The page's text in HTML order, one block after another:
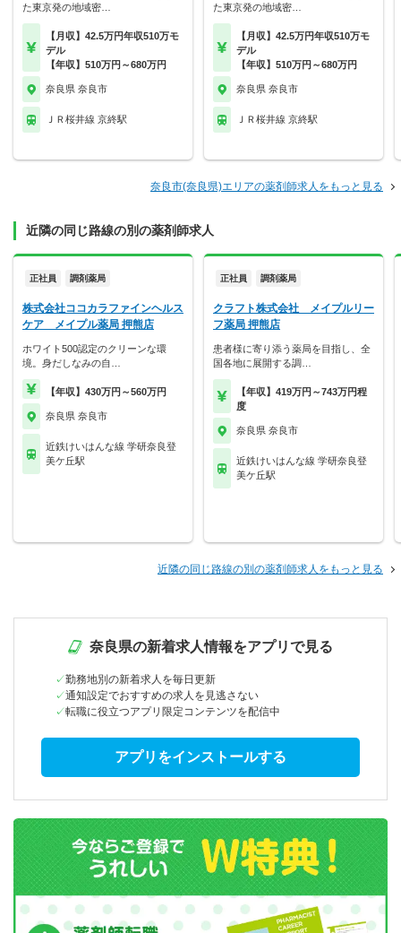
た東京発の地域密…
【月収】42.5万円年収510万モ
デル
【年収】510万円～680万円
奈良県 奈良市
ＪＲ桜井線 京終駅
た東京発の地域密…
【月収】42.5万円年収510万モ
デル
【年収】510万円～680万円
奈良県 奈良市
ＪＲ桜井線 京終駅
奈良市(奈良県)エリアの薬剤師求人をもっと見る
近隣の同じ路線の別の薬剤師求人
正社員 調剤薬局
株式会社ココカラファインヘルス
ケア メイプル薬局 押熊店
ホワイト500認定のクリーンな環
境。身だしなみの自…
【年収】430万円～560万円
奈良県 奈良市
近鉄けいはんな線 学研奈良登
美ケ丘駅
正社員 調剤薬局
クラフト株式会社 メイプルリー
フ薬局 押熊店
患者様に寄り添う薬局を目指し、全
国各地に展開する調…
【年収】419万円～743万円程
度
奈良県 奈良市
近鉄けいはんな線 学研奈良登
美ケ丘駅
近隣の同じ路線の別の薬剤師求人をもっと見る
奈良県の新着求人情報をアプリで見る
勤務地別の新着求人を毎日更新
通知設定でおすすめの求人を見逃さない
転職に役立つアプリ限定コンテンツを配信中
アプリをインストールする